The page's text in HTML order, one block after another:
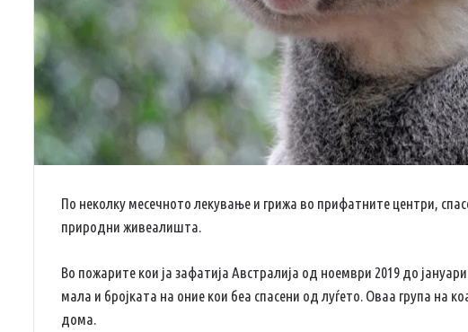
По неколку месечното лекување и грижа во прифатните центри,
природни живеалишта.
Во пожарите кои ја зафатија Австралија од ноември 2019 до
мала и бројката на оние кои беа спасени од луѓето. Оваа група на
дома.